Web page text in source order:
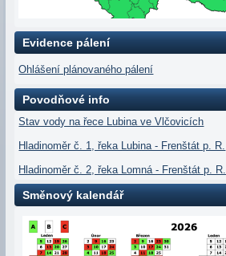
Evidence pálení
Ohlášení plánovaného pálení
Povodňové info
Stav vody na řece Lubina ve Vlčovicích
Hladinoměr č. 1, řeka Lubina - Frenštát p. R.
Hladinoměr č. 2, řeka Lomná - Frenštát p. R.
Směnový kalendář